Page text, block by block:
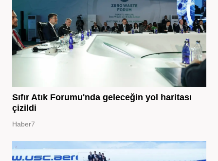
Sıfır Atık Forumu'nda geleceğin yol haritası
çizildi
Haber7